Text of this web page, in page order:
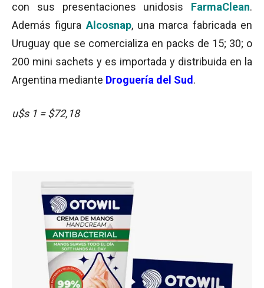
con sus presentaciones unidosis FarmaClean.
Además figura Alcosnap, una marca fabricada en
Uruguay que se comercializa en packs de 15; 30; o
200 mini sachets y es importada y distribuida en la
Argentina mediante Droguería del Sud .
u$s 1 = $72,18